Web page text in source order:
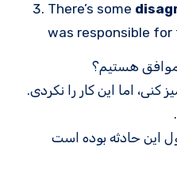
There’s some
was responsible
موافق هستیم؟
کنی، اما این کار را نکردی.
این حادثه بوده است